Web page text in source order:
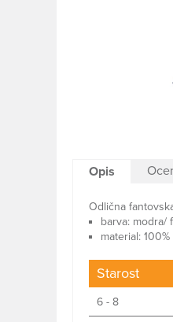
Opis
Odlična
barva: modra/
material:
Starost
6 - 8